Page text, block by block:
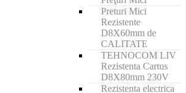
Preturi Mici
Rezistente
D8X60mm de
CALITATE
TEHNOCOM LIV
Rezistenta Cartus
D8X80mm 230V
Rezistenta electrica